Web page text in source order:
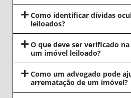
Como identificar dívidas
leiloados?
O que deve ser verificado
um imóvel leiloado?
Como um advogado pode
arrematação de um imóvel?